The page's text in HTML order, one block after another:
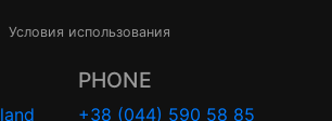
Условия использования
PHONE
+38 (044) 590 58 85